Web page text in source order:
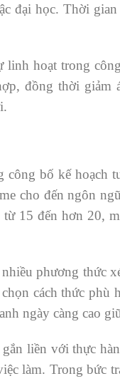
đại học. Thời
hoạt trong
đồng thời giảm
bố kế hoạch
cho đến ngôn
15 đến hơn 20,
phương thức
cách thức phù
ngày càng cao
liền với thực
làm. Trong bức